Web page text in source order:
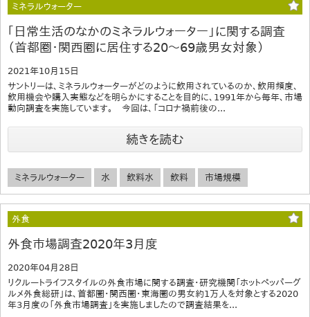
ミネラルウォーター
｢日常生活のなかのミネラルウォーター」に関する調査
（首都圏・関西圏に居住する20～69歳男女対象）
2021年10月15日
サントリーは、ミネラルウォーターがどのように飲用されているのか、飲用頻度、
飲用機会や購入実態などを明らかにすることを目的に、1991年から毎年、市場
動向調査を実施しています。 今回は、「コロナ禍前後の...
続きを読む
ミネラルウォーター 水 飲料水 飲料 市場規模
外食
外食市場調査2020年3月度
2020年04月28日
リクルートライフスタイルの外食市場に関する調査・研究機関「ホットペッパーグ
ルメ外食総研」は、首都圏・関西圏・東海圏の男女約1万人を対象とする2020
年3月度の「外食市場調査」を実施しましたので調査結果を...